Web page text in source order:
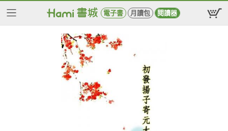
電子書 月讀包 閱讀器